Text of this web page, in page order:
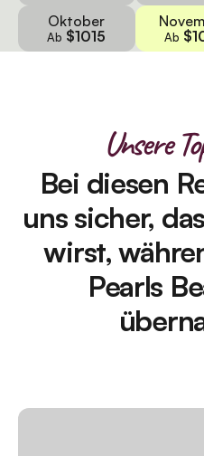
Oktober
Ab $1015 Ab
Unsere
Bei diesen
uns sicher,
wirst,
Pearls